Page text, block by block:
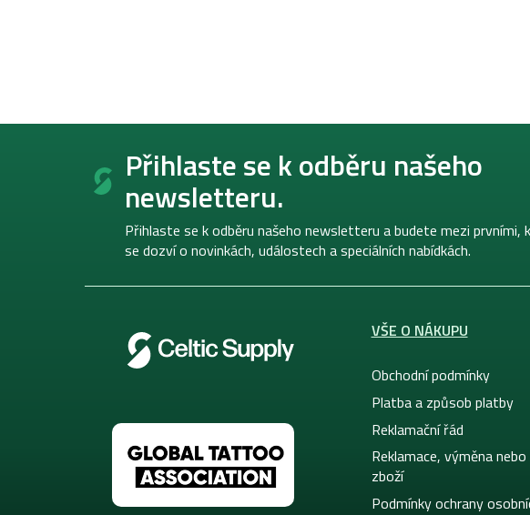
Z
Přihlaste se k odběru našeho
newsletteru.
Přihlaste se k odběru našeho newsletteru a budete mezi prvními,
se dozví o novinkách, událostech a speciálních nabídkách.
VŠE O NÁKUPU
Obchodní podmínky
Platba a způsob platby
Reklamační řád
Reklamace, výměna
zboží
Podmínky ochrany